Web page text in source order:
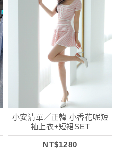
小安清單／正韓 小香花呢短
袖上衣+短裙SET
NT$1280